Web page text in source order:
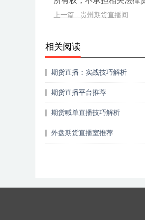
上一篇 : 贵州期货直播间
相关阅读
期货直播：实战技巧解析
期货直播平台推荐
期货喊单直播技巧解析
外盘期货直播室推荐